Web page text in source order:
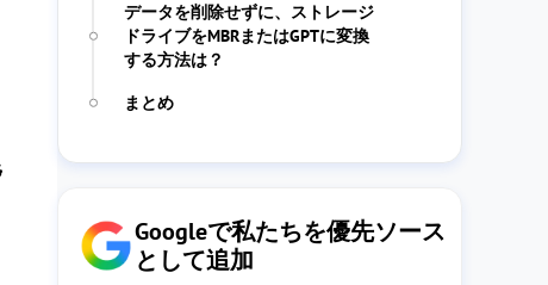
データを削除せずに、ストレージ
ドライブをMBRまたはGPTに変換
する方法は？
まとめ
Googleで私たちを優先ソース
として追加